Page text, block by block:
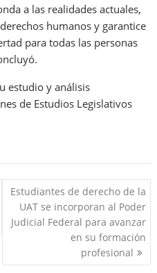
a las realidades actuales,
humanos y garantice
para todas las personas
estudio y análisis
de Estudios Legislativos
Estudiantes de derecho de la
UAT se incorporan al Poder
Judicial Federal para avanzar
en su formación
profesional